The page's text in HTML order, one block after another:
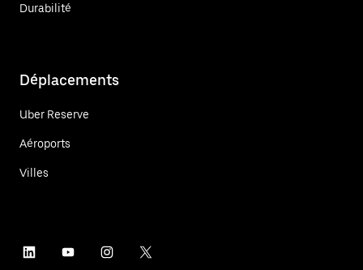
Durabilité
Déplacements
Uber Reserve
Aéroports
Villes